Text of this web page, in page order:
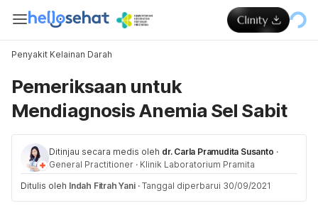
Penyakit Kelainan Darah
Pemeriksaan untuk
Mendiagnosis Anemia Sel Sabit
Ditinjau secara medis oleh dr. Carla Pramudita Susanto ·
General Practitioner · Klinik Laboratorium Pramita
Ditulis oleh Indah Fitrah Yani · Tanggal diperbarui 30/09/2021